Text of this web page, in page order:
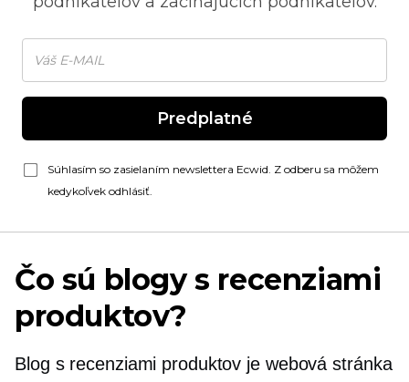
Predplatné
Súhlasím so zasielaním newslettera Ecwid. Z odberu sa môžem
kedykoľvek odhlásiť.
Čo sú blogy s recenziami
produktov?
Blog s recenziami produktov je webová stránka